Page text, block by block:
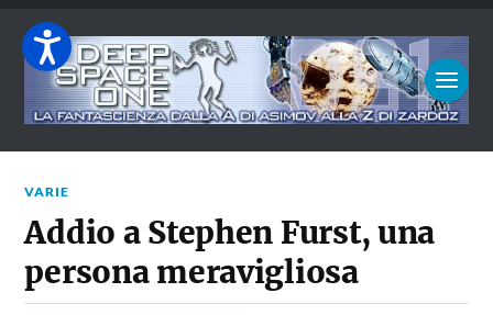
VARIE
Addio a Stephen Furst, una
persona meravigliosa